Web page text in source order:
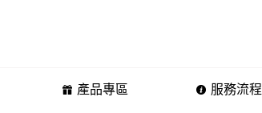
產品專區 服務流程